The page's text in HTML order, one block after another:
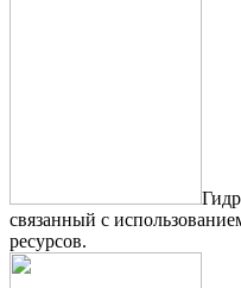
связанный с
ресурсов.